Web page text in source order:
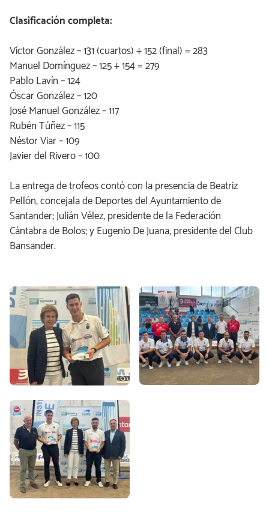
Clasificación completa:
Víctor González – 131 (cuartos) + 152 (final) = 283
Manuel Domínguez – 125 + 154 = 279
Pablo Lavín – 124
Óscar González – 120
José Manuel González – 117
Rubén Túñez – 115
Néstor Viar – 109
Javier del Rivero – 100
La entrega de trofeos contó con la presencia de Beatriz
Pellón, concejala de Deportes del Ayuntamiento de
Santander; Julián Vélez, presidente de la Federación
Cántabra de Bolos; y Eugenio De Juana, presidente del Club
Bansander.